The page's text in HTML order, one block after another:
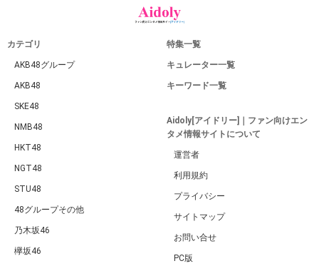
カテゴリ
AKB48グループ
AKB48
SKE48
NMB48
HKT48
NGT48
STU48
48グループその他
乃木坂46
欅坂46
特集一覧
キュレーター一覧
キーワード一覧
Aidoly[アイドリー]｜ファン向けエン
タメ情報サイトについて
運営者
利用規約
プライバシー
サイトマップ
お問い合せ
PC版